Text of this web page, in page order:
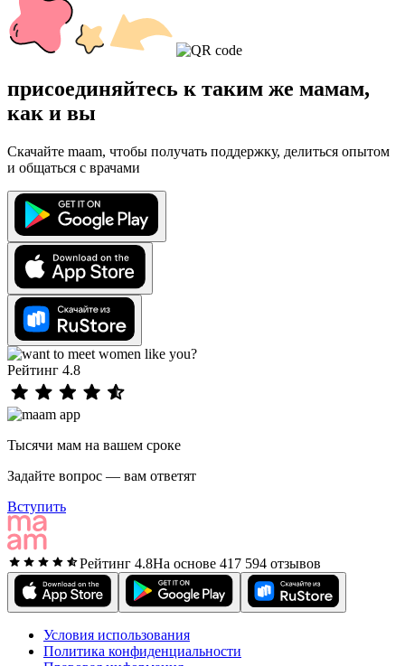
присоединяйтесь к таким же мамам,
как и вы
Скачайте maam, чтобы получать поддержку, делиться опытом
и общаться с врачами
Рейтинг 4.8
Тысячи мам на вашем сроке
Задайте вопрос — вам ответят
Вступить
Рейтинг 4.8На основе 417 594 отзывов
Условия использования
Политика конфиденциальности